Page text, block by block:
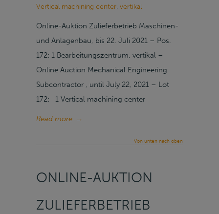
Vertical machining center, vertikal
Online-Auktion Zulieferbetrieb Maschinen-
und Anlagenbau, bis 22. Juli 2021 – Pos.
172: 1 Bearbeitungszentrum, vertikal –
Online Auction Mechanical Engineering
Subcontractor , until July 22, 2021 – Lot
172: 1 Vertical machining center
Read more →
Von unten nach oben
ONLINE-AUKTION
ZULIEFERBETRIEB